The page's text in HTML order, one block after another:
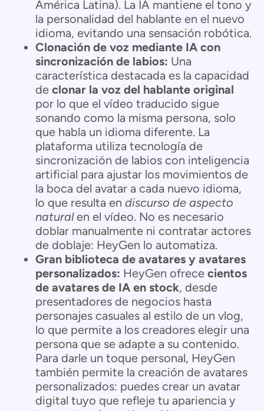
América Latina). La IA mantiene el tono y
la personalidad del hablante en el nuevo
idioma, evitando una sensación robótica.
Clonación de voz mediante IA con
sincronización de labios: Una
característica destacada es la capacidad
de clonar la voz del hablante original
por lo que el vídeo traducido sigue
sonando como la misma persona, solo
que habla un idioma diferente. La
plataforma utiliza tecnología de
sincronización de labios con inteligencia
artificial para ajustar los movimientos de
la boca del avatar a cada nuevo idioma,
lo que resulta en discurso de aspecto
naturalen el vídeo. No es necesario
doblar manualmente ni contratar actores
de doblaje: HeyGen lo automatiza.
Gran biblioteca de avatares y avatares
personalizados: HeyGen ofrece cientos
de avatares de IA en stock, desde
presentadores de negocios hasta
personajes casuales al estilo de un vlog,
lo que permite a los creadores elegir una
persona que se adapte a su contenido.
Para darle un toque personal, HeyGen
también permite la creación de avatares
personalizados: puedes crear un avatar
digital tuyo que refleje tu apariencia y